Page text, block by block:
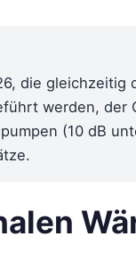
die gleichzeitig
werden, der
(10 dB